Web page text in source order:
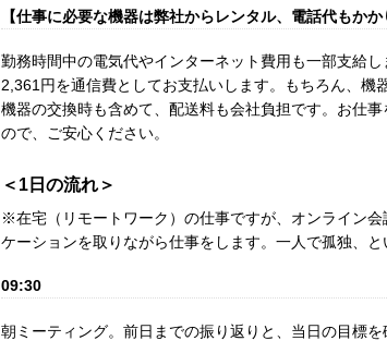
【仕事に必要な機器は弊社からレンタル、電話代もかか
勤務時間中の電気代やインターネット費用も一部支給
2,361円を通信費としてお支払いします。もちろん、機
機器の交換時も含めて、配送料も会社負担です。お仕
ので、ご安心ください。
＜1日の流れ＞
※在宅（リモートワーク）の仕事ですが、オンライン
ケーションを取りながら仕事をします。一人で孤独、と
09:30
朝ミーティング。前日までの振り返りと、当日の目標